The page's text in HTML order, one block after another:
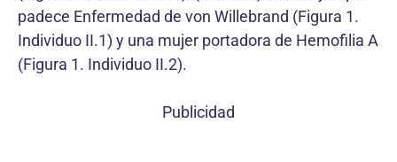
padece Enfermedad de von Willebrand (Figura 1.
Individuo II.1) y una mujer portadora de Hemofilia A
(Figura 1. Individuo II.2).
Publicidad